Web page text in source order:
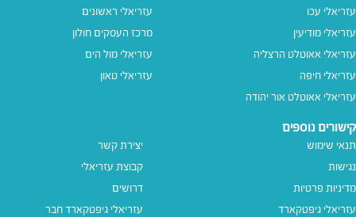
עזריאלי עכו
עזריאלי מודיעין
עזריאלי אאוטלט הרצליה
עזריאלי חיפה
עזריאלי אאוטלט אור יהודה
עזריאלי ראשונים
מרכז העסקים חולון
עזריאלי מול הים
עזריאלי טאון
קישורים נוספים
תנאי שימוש
נגישות
מדיניות פרטיות
עזריאלי גיפטקארד
יצירת קשר
קבוצת עזריאלי
דרושים
עזריאלי גיפטקארד חבר‎